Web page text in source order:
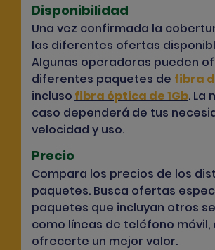
Disponibilidad
Una vez confirmada la
las diferentes ofertas
Algunas operadoras pueden
diferentes paquetes de fibra
incluso fibra óptica de 1Gb. La
caso dependerá de tus
velocidad y uso.
Precio
Compara los precios de los
paquetes. Busca ofertas
paquetes que incluyan otros
como líneas de teléfono móvil,
ofrecerte un mejor valor.